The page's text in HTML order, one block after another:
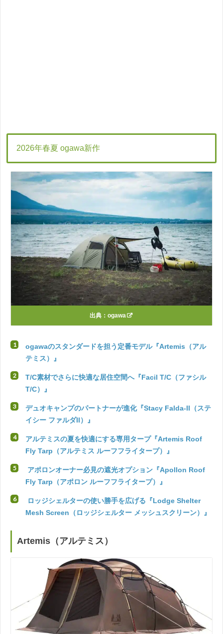
2026年春夏 ogawa新作
出典： ogawa
ogawaのスタンダードを担う定番モデル『Artemis（アル
テミス）』
T/C素材でさらに快適な居住空間へ『Facil T/C（ファシル
T/C）』
デュオキャンプのパートナーが進化『Stacy Falda-II（ステ
イシー ファルダII）』
アルテミスの夏を快適にする専用タープ『Artemis Roof
Fly Tarp（アルテミス ルーフフライタープ）』
アポロンオーナー必見の遮光オプション『Apollon Roof
Fly Tarp（アポロン ルーフフライタープ）』
ロッジシェルターの使い勝手を広げる『Lodge Shelter
Mesh Screen（ロッジシェルター メッシュスクリーン）』
Artemis（アルテミス）